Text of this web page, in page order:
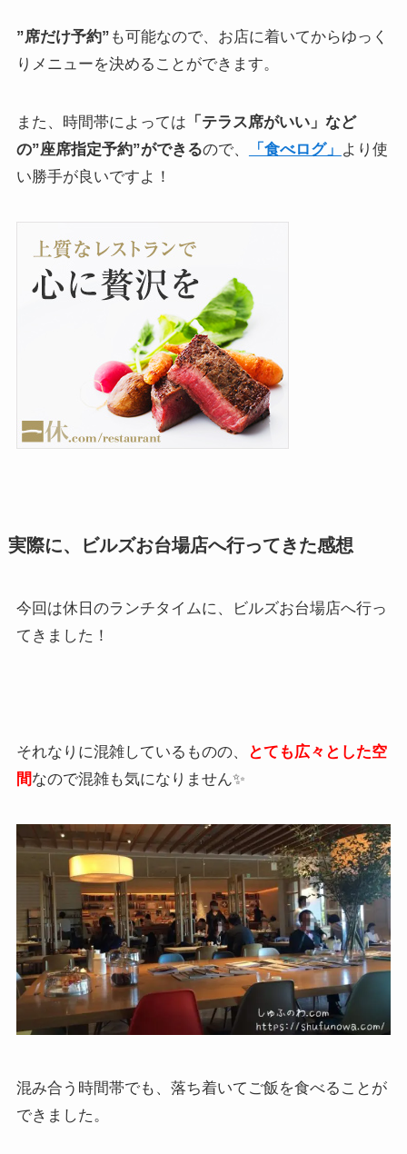
”席だけ予約” も可能なので、お店に着いてからゆっく
りメニューを決めることができます。
また、時間帯によっては 「テラス席がいい」など
の”座席指定予約”ができるので、 「食べログ」 より使
い勝手が良いですよ！
実際に、ビルズお台場店へ行ってきた感想
今回は休日のランチタイムに、ビルズお台場店へ行っ
てきました！
それなりに混雑しているものの、
とても広々とした空
間なので混雑も気になりません✨
混み合う時間帯でも、落ち着いてご飯を食べることが
できました。